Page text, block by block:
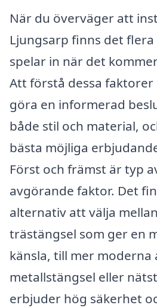
När du överväger att
Ljungsarp finns det
spelar in när det
Att förstå dessa
göra en informerad
både stil och material,
bästa möjliga
Först och främst är typ
avgörande faktor. Det
alternativ att välja
trästängsel som ger en
känsla, till mer moderna
metallstängsel eller
erbjuder hög säkerhet